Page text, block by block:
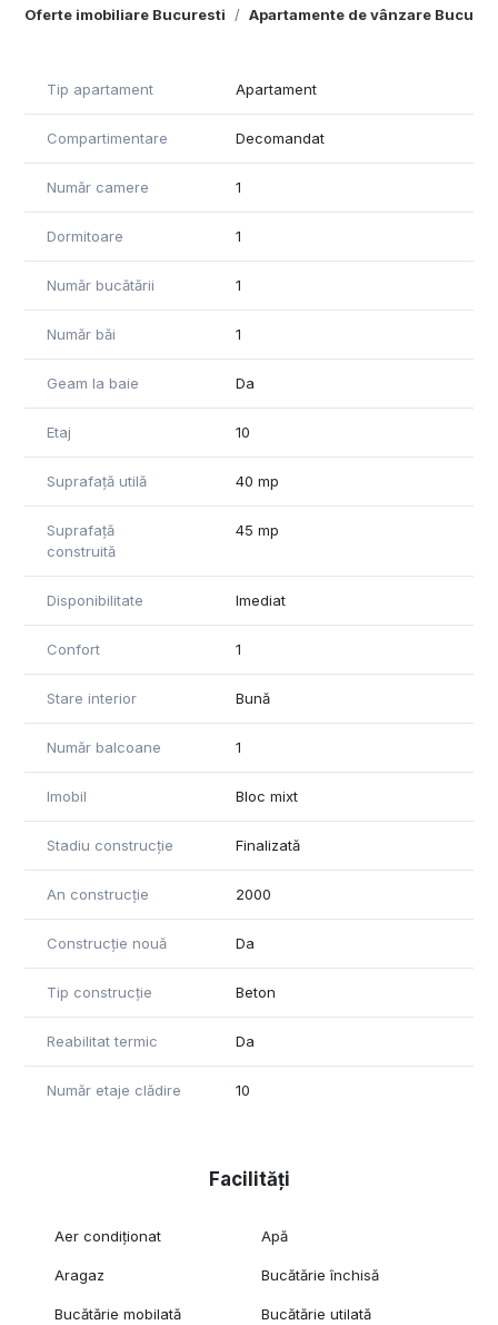
Oferte imobiliare Bucuresti Apartamente de vânzare
- Garsoniera renovata si utilata modern
- Garsoniera dispune de următoarele dotări:, parchet laminat
Garsoniera se vinde utilata si mobilata exact ca in poze
Pentru mai multe detalii si pentru stabilirea unei vizionari, nu
ezitați sa ne contactați.
Tip apartament Apartament
Compartimentare Decomandat
Număr camere 1
Dormitoare 1
Număr bucătării 1
Număr băi 1
Geam la baie Da
Etaj 10
Suprafață utilă 40 mp
Suprafață
construită
45 mp
Disponibilitate Imediat
Confort 1
Stare interior Bună
Număr balcoane 1
Imobil Bloc mixt
Stadiu construcție Finalizată
An construcție 2000
Construcție nouă Da
Tip construcție Beton
Reabilitat termic Da
Număr etaje clădire 10
Facilități
Aer condiționat Apă
Aragaz Bucătărie închisă
Bucătărie mobilată Bucătărie utilată